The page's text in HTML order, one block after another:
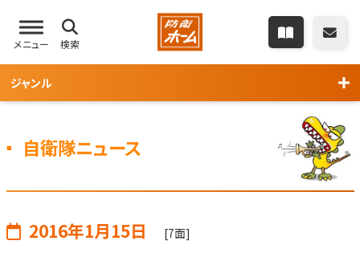
メニュー 検索
ジャンル
自衛隊ニュース
2016年1月15日 [7面]